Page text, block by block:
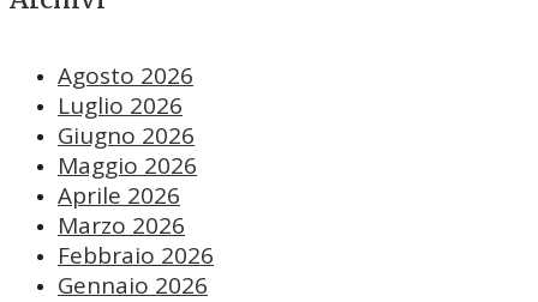
Agosto 2026
Luglio 2026
Giugno 2026
Maggio 2026
Aprile 2026
Marzo 2026
Febbraio 2026
Gennaio 2026